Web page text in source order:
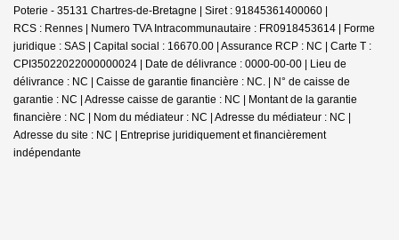
Poterie - 35131 Chartres-de-Bretagne | Siret : 91845361400060 |
RCS : Rennes | Numero TVA Intracommunautaire : FR0918453614 | Forme
juridique : SAS | Capital social : 16670.00 | Assurance RCP : NC | Carte T :
CPI35022022000000024 | Date de délivrance : 0000-00-00 | Lieu de
délivrance : NC | Caisse de garantie financière : NC. | N° de caisse de
garantie : NC | Adresse caisse de garantie : NC | Montant de la garantie
financière : NC | Nom du médiateur : NC | Adresse du médiateur : NC |
Adresse du site : NC | Entreprise juridiquement et financièrement
indépendante